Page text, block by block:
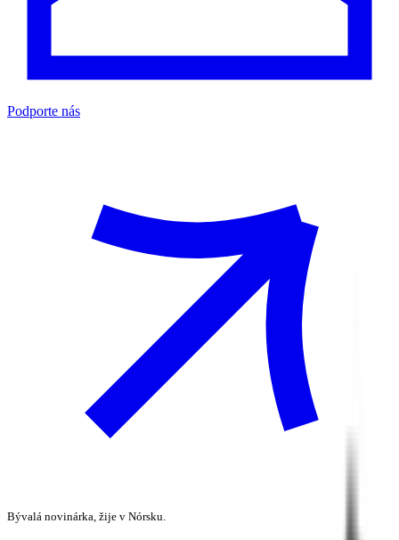
Podporte nás
Bývalá novinárka, žije v Nórsku.